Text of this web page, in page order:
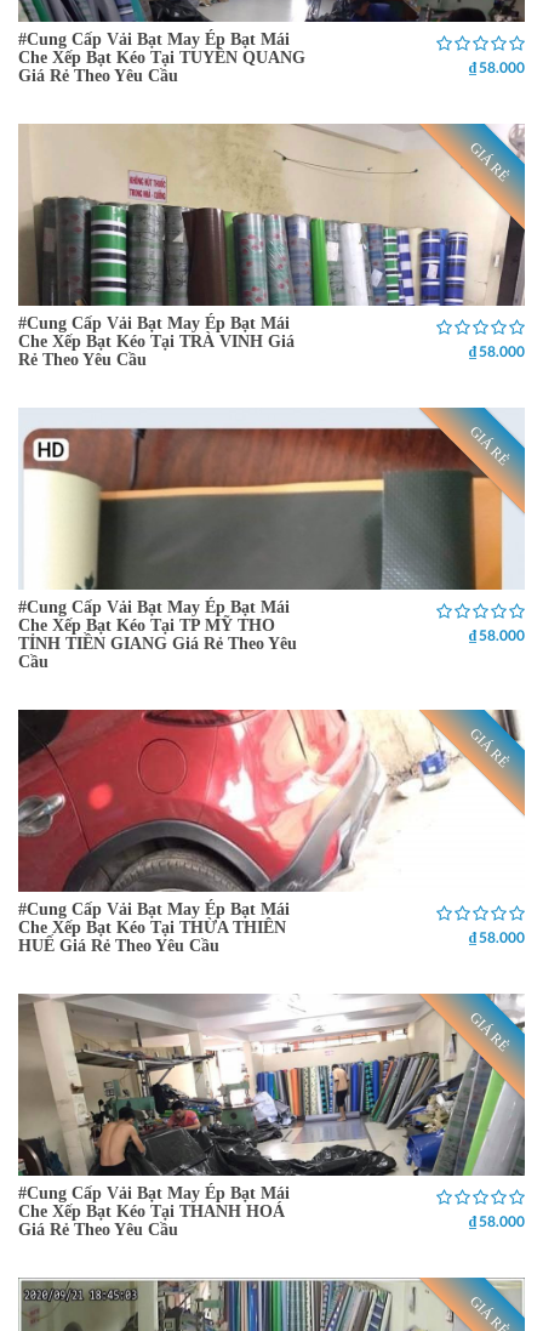
#Cung Cấp Vải Bạt May Ép Bạt Mái
Che Xếp Bạt Kéo Tại TUYÊN QUANG
Giá Rẻ Theo Yêu Cầu
₫ 58.000
GIÁ RẺ
#Cung Cấp Vải Bạt May Ép Bạt Mái
Che Xếp Bạt Kéo Tại TRÀ VINH Giá
Rẻ Theo Yêu Cầu
₫ 58.000
GIÁ RẺ
#Cung Cấp Vải Bạt May Ép Bạt Mái
Che Xếp Bạt Kéo Tại TP MỸ THO
TỈNH TIỀN GIANG Giá Rẻ Theo Yêu
Cầu
₫ 58.000
GIÁ RẺ
#Cung Cấp Vải Bạt May Ép Bạt Mái
Che Xếp Bạt Kéo Tại THỪA THIÊN
HUẾ Giá Rẻ Theo Yêu Cầu
₫ 58.000
GIÁ RẺ
#Cung Cấp Vải Bạt May Ép Bạt Mái
Che Xếp Bạt Kéo Tại THANH HOÁ
Giá Rẻ Theo Yêu Cầu
₫ 58.000
GIÁ RẺ